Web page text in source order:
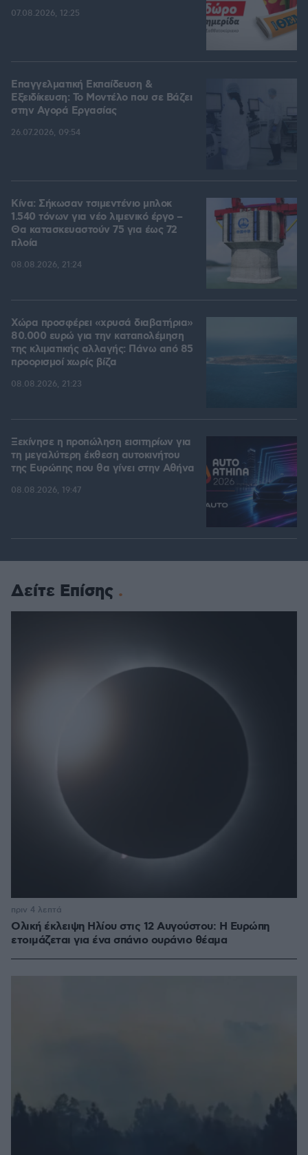
07.08.2026, 12:25
Επαγγελματική Εκπαίδευση &
Εξειδίκευση: Το Mοντέλο που σε Bάζει
στην Aγορά Eργασίας
26.07.2026, 09:54
Κίνα: Σήκωσαν τσιμεντένιο μπλοκ
1.540 τόνων για νέο λιμενικό έργο –
Θα κατασκευαστούν 75 για έως 72
πλοία
08.08.2026, 21:24
Χώρα προσφέρει «χρυσά διαβατήρια»
80.000 ευρώ για την καταπολέμηση
της κλιματικής αλλαγής: Πάνω από 85
προορισμοί χωρίς βίζα
08.08.2026, 21:23
Ξεκίνησε η προπώληση εισιτηρίων για
τη μεγαλύτερη έκθεση αυτοκινήτου
της Ευρώπης που θα γίνει στην Αθήνα
08.08.2026, 19:47
Δείτε Επίσης
Ολική έκλειψη Ηλίου στις 12 Αυγούστου: Η Ευρώπη
ετοιμάζεται για ένα σπάνιο ουράνιο θέαμα
πριν 4 λεπτά